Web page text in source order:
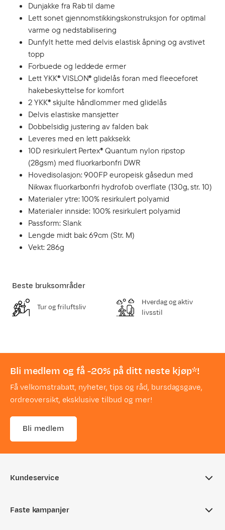
Dunjakke fra Rab til dame
Lett sonet gjennomstikkingskonstruksjon for optimal
varme og nedstabilisering
Dunfylt hette med delvis elastisk åpning og avstivet
topp
Forbuede og leddede ermer
Lett YKK® VISLON® glidelås foran med fleeceforet
hakebeskyttelse for komfort
2 YKK® skjulte håndlommer med glidelås
Delvis elastiske mansjetter
Dobbelsidig justering av falden bak
Leveres med en lett pakksekk
10D resirkulert Pertex® Quantum nylon ripstop
(28gsm) med fluorkarbonfri DWR
Hovedisolasjon: 900FP europeisk gåsedun med
Nikwax fluorkarbonfri hydrofob overflate (130g, str. 10)
Materialer ytre: 100% resirkulert polyamid
Materialer innside: 100% resirkulert polyamid
Passform: Slank
Lengde midt bak: 69cm (Str. M)
Vekt: 286g
Beste bruksområder
Tur og friluftsliv
Hverdag og aktiv
livsstil
Bli medlem og få -20% på ditt neste kjøp*!
Få velkomstrabatt, nyheter, tips og råd, bursdagsgave,
ordreoversikt, eksklusive tilbud og mer!
Bli medlem
Kundeservice
Sjekk saldo på gavekort
Faste kampanjer